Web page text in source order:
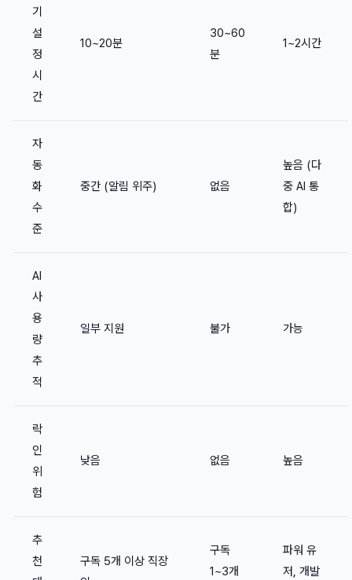
기
설
정
시
간
10~20분
30~60
분
1~2시간
자
동
화
수
준
중간 (알림 위주) 없음
높음 (다
중 AI 통
합)
AI
사
용
량
추
적
일부 지원 불가 가능
락
인
위
험
낮음 없음 높음
추
천
구독 5개 이상 직장
구독
1~3개
파워 유
저, 개발